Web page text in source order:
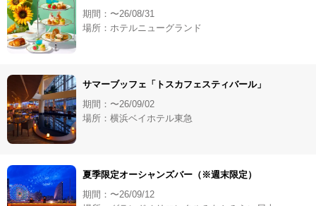
期間：〜26/08/31
場所：ホテルニューグランド
サマーブッフェ「トスカフェスティバール」
期間：〜26/09/02
場所：横浜ベイホテル東急
夏季限定オーシャンズバー（※週末限定）
期間：〜26/09/12